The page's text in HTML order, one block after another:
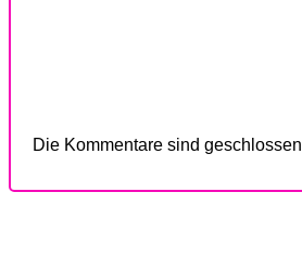
Die Kommentare sind geschlossen.